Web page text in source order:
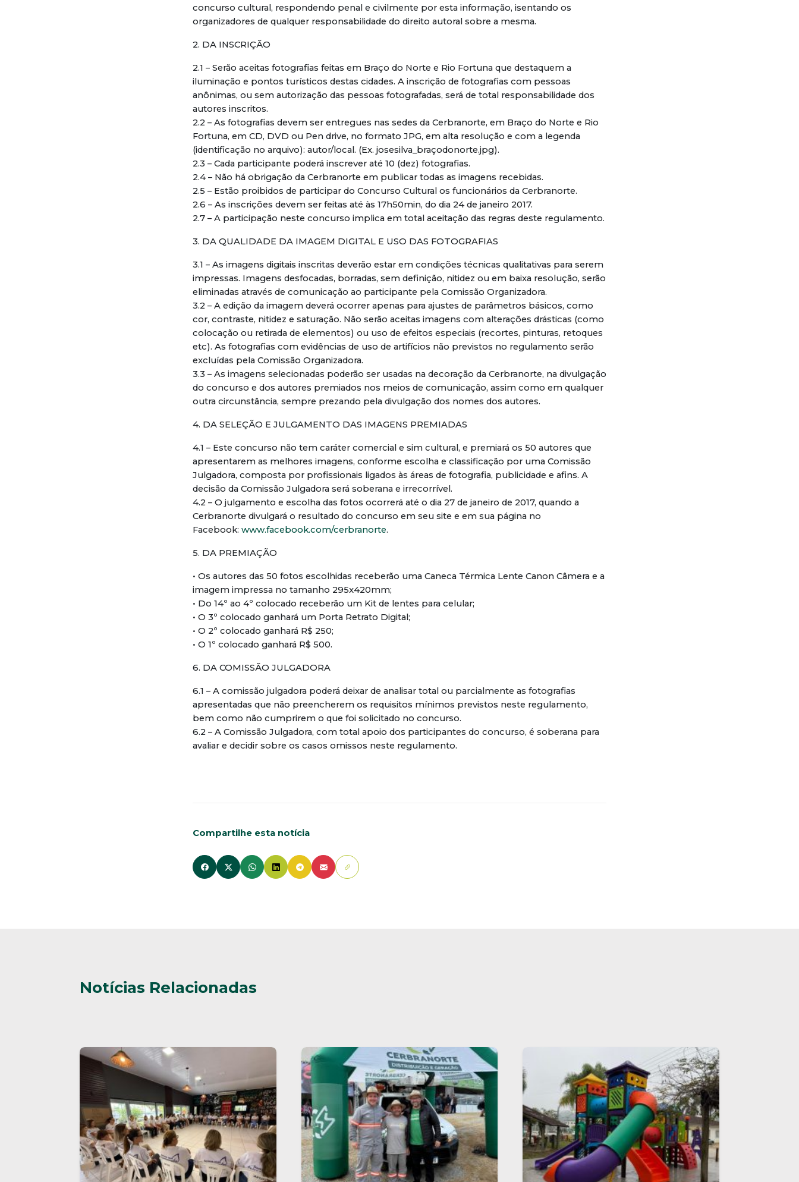
concurso cultural, respondendo penal e civilmente por esta informação, isentando os
organizadores de qualquer responsabilidade do direito autoral sobre a mesma.
2. DA INSCRIÇÃO
2.1 – Serão aceitas fotografias feitas em Braço do Norte e Rio Fortuna que destaquem a
iluminação e pontos turísticos destas cidades. A inscrição de fotografias com pessoas
anônimas, ou sem autorização das pessoas fotografadas, será de total responsabilidade dos
autores inscritos.
2.2 – As fotografias devem ser entregues nas sedes da Cerbranorte, em Braço do Norte e Rio
Fortuna, em CD, DVD ou Pen drive, no formato JPG, em alta resolução e com a legenda
(identificação no arquivo): autor/local. (Ex. josesilva_braçodonorte.jpg).
2.3 – Cada participante poderá inscrever até 10 (dez) fotografias.
2.4 – Não há obrigação da Cerbranorte em publicar todas as imagens recebidas.
2.5 – Estão proibidos de participar do Concurso Cultural os funcionários da Cerbranorte.
2.6 – As inscrições devem ser feitas até às 17h50min, do dia 24 de janeiro 2017.
2.7 – A participação neste concurso implica em total aceitação das regras deste regulamento.
3. DA QUALIDADE DA IMAGEM DIGITAL E USO DAS FOTOGRAFIAS
3.1 – As imagens digitais inscritas deverão estar em condições técnicas qualitativas para serem
impressas. Imagens desfocadas, borradas, sem definição, nitidez ou em baixa resolução, serão
eliminadas através de comunicação ao participante pela Comissão Organizadora.
3.2 – A edição da imagem deverá ocorrer apenas para ajustes de parâmetros básicos, como
cor, contraste, nitidez e saturação. Não serão aceitas imagens com alterações drásticas (como
colocação ou retirada de elementos) ou uso de efeitos especiais (recortes, pinturas, retoques
etc). As fotografias com evidências de uso de artifícios não previstos no regulamento serão
excluídas pela Comissão Organizadora.
3.3 – As imagens selecionadas poderão ser usadas na decoração da Cerbranorte, na divulgação
do concurso e dos autores premiados nos meios de comunicação, assim como em qualquer
outra circunstância, sempre prezando pela divulgação dos nomes dos autores.
4. DA SELEÇÃO E JULGAMENTO DAS IMAGENS PREMIADAS
4.1 – Este concurso não tem caráter comercial e sim cultural, e premiará os 50 autores que
apresentarem as melhores imagens, conforme escolha e classificação por uma Comissão
Julgadora, composta por profissionais ligados às áreas de fotografia, publicidade e afins. A
decisão da Comissão Julgadora será soberana e irrecorrível.
4.2 – O julgamento e escolha das fotos ocorrerá até o dia 27 de janeiro de 2017, quando a
Cerbranorte divulgará o resultado do concurso em seu site e em sua página no
Facebook: www.facebook.com/cerbranorte.
5. DA PREMIAÇÃO
• Os autores das 50 fotos escolhidas receberão uma Caneca Térmica Lente Canon Câmera e a
imagem impressa no tamanho 295x420mm;
• Do 14º ao 4º colocado receberão um Kit de lentes para celular;
• O 3º colocado ganhará um Porta Retrato Digital;
• O 2º colocado ganhará R$ 250;
• O 1º colocado ganhará R$ 500.
6. DA COMISSÃO JULGADORA
6.1 – A comissão julgadora poderá deixar de analisar total ou parcialmente as fotografias
apresentadas que não preencherem os requisitos mínimos previstos neste regulamento,
bem como não cumprirem o que foi solicitado no concurso.
6.2 – A Comissão Julgadora, com total apoio dos participantes do concurso, é soberana para
avaliar e decidir sobre os casos omissos neste regulamento.
Compartilhe esta notícia
Notícias Relacionadas